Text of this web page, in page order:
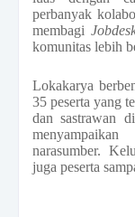
perbanyak
membagi
komunitas lebih
Lokakarya
35 peserta yang
dan sastrawan
narasumber.
juga peserta